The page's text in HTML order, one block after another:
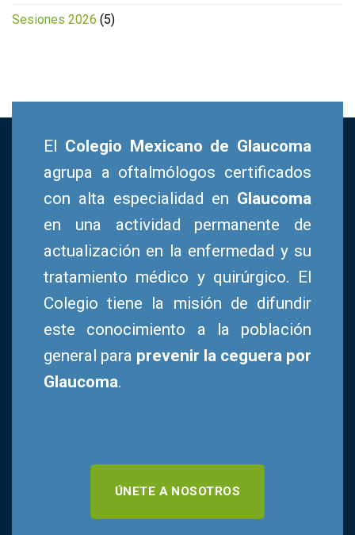
Sesiones 2026 (5)
El Colegio Mexicano de Glaucoma
agrupa a oftalmólogos certificados
con alta especialidad en Glaucoma
en una actividad permanente de
actualización en la enfermedad y su
tratamiento médico y quirúrgico. El
Colegio tiene la misión de difundir
este conocimiento a la población
general para prevenir la ceguera por
Glaucoma.
ÚNETE A NOSOTROS